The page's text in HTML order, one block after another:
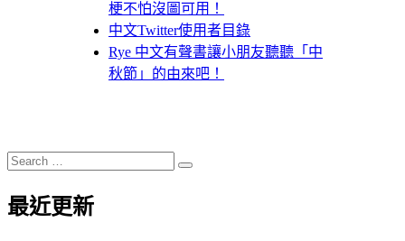
梗不怕沒圖可用！
中文Twitter使用者目錄
Rye 中文有聲書讓小朋友聽聽「中
秋節」的由來吧！
Search
for:
Search
最近更新